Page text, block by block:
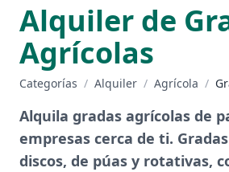
Alquiler de
Agrícolas
Categorías / Alquiler / Agrícola /
Alquila gradas agrícolas de
empresas cerca de ti.
discos, de púas y rotativas,